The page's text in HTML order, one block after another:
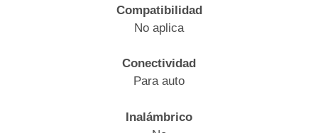
Compatibilidad
No aplica
Conectividad
Para auto
Inalámbrico